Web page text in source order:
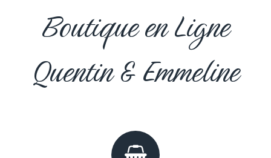
Boutique en Ligne
Quentin & Emmeline